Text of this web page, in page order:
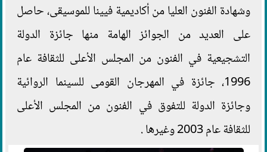
وشهادة الفنون العليا من أكاديمية فيينا للموسيقى، حاصل
على العديد من الجوائز الهامة منها جائزة الدولة
التشجيعية في الفنون من المجلس الأعلى للثقافة عام
1996، جائزة في المهرجان القومى للسينما الروائية
وجائزة الدولة للتفوق في الفنون من المجلس الأعلى
للثقافة عام 2003 وغيرها .